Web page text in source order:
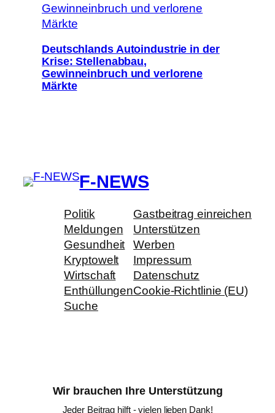
Deutschlands Autoindustrie in der
Krise: Stellenabbau,
Gewinneinbruch und verlorene
Märkte
F-NEWS
Politik
Meldungen
Gesundheit
Kryptowelt
Wirtschaft
Enthüllungen
Suche
Gastbeitrag einreichen
Unterstützen
Werben
Impressum
Datenschutz
Cookie-Richtlinie (EU)
Wir brauchen Ihre Unterstützung
Jeder Beitrag hilft - vielen lieben Dank!